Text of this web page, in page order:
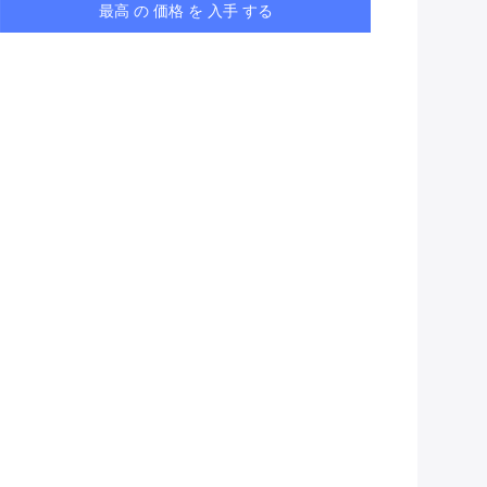
最高 の 価格 を 入手 する